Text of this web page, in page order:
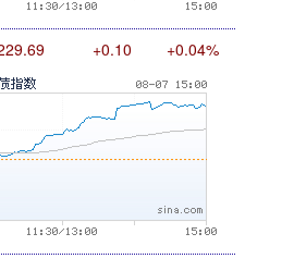
229.69 +0.10 +0.04%
7877.80 +164.40 +2.13%